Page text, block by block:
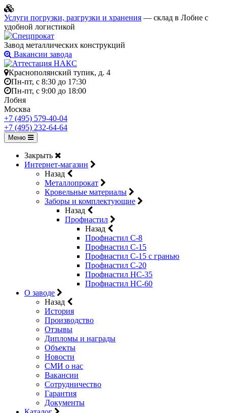
Услуги погрузки, разгрузки и хранения — склад в Лобне с
удобной логистикой
Завод металлических конструкций
Вакансии завода
Краснополянский тупик, д. 4
Пн-пт, с 8:30 до 17:30
Пн-пт, с 9:00 до 18:00
Лобня
Москва
+7 (495) 579-40-04
+7 (495) 232-64-64
Меню
Закрыть
Интернет-магазин
Назад
Металлопрокат
Кровельные материалы
Заборы и комплектующие
Назад
Профнастил
Назад
Профнастил С-8
Профнастил С-15
Профнастил C-15 с гранью
Профнастил C-20
Профнастил НС-35
Профнастил НС-60
О заводе
Назад
История
Производство
Отзывы
Дипломы и награды
Объекты
Новости
СМИ о нас
Вакансии
Сотрудничество
Гарантия
Документы